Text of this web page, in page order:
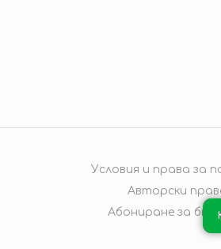
Условия и права за
Авторски
Абониране за